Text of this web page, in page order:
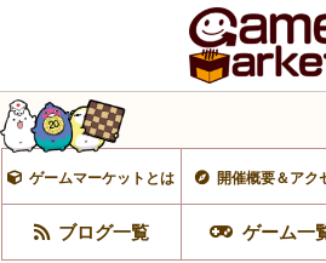
ゲームマーケットとは 開催概要＆アク
ブログ一覧 ゲーム一